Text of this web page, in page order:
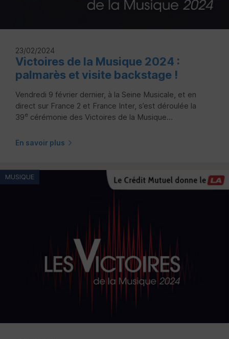
23/02/2024
Victoires de la Musique 2024 :
palmarès et visite backstage !
Vendredi 9 février dernier, à la Seine Musicale, et en
direct sur France 2 et France Inter, s’est déroulée la
39e cérémonie des Victoires de la Musique...
En savoir plus
MUSIQUE